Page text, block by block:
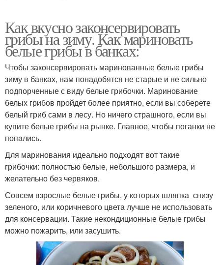
Как вкусно законсервировать
грибы на зиму. Как мариновать
белые грибы в банках:
Чтобы законсервировать маринованные белые грибы
зиму в банках, нам понадобятся не старые и не сильно
подпорченные с виду белые грибочки. Маринование
белых грибов пройдет более приятно, если вы соберете
белый гриб сами в лесу. Но ничего страшного, если вы
купите белые грибы на рынке. Главное, чтобы поганки не
попались.
Для маринования идеально подходят вот такие
грибочки: полностью белые, небольшого размера, и
желательно без червяков.
Совсем взрослые белые грибы, у которых шляпка снизу
зеленого, или коричневого цвета лучше не использовать
для консервации. Такие некондиционные белые грибы
можно пожарить, или засушить.